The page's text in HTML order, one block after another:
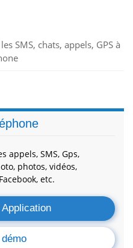
SMS, chats, appels, GPS à
appels, SMS, Gps,
photos, vidéos,
etc.